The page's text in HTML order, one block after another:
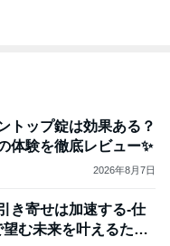
トップ錠は効果ある？
体験を徹底レビュー✨
2026年8月7日
き寄せは加速する-仕
む未来を叶えるため